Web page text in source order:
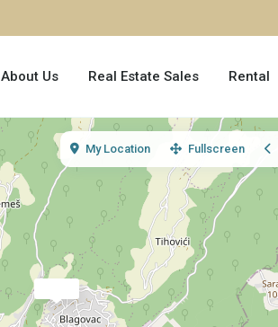
About Us Real Estate Sales Rental
My Location Fullscreen